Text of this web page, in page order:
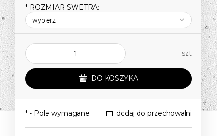
cena od momentu, kiedy produkt
* ROZMIAR SWETRA:
szt
DO KOSZYKA
dodaj do przechowalni
* - Pole wymagane